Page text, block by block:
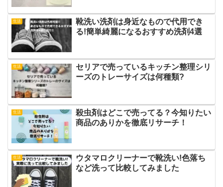
生活
靴洗い洗剤は身近なもので代用でき
る!簡単綺麗になるおすすめ洗剤4選
生活
セリアで売っているキッチン整理シリ
ーズのトレーサイズは何種類?
生活
殺虫剤はどこで売ってる？今知りたい
商品のありかを徹底リサーチ！
生活
ウタマロクリーナーで靴洗い!色落ち
など洗って比較してみました